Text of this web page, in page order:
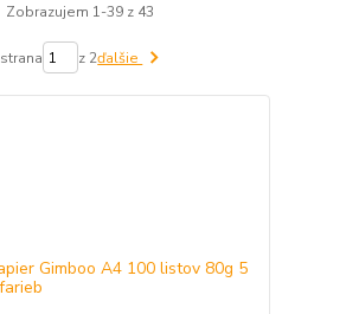
Zobrazujem 1-39 z 43
strana z 2ďalšie